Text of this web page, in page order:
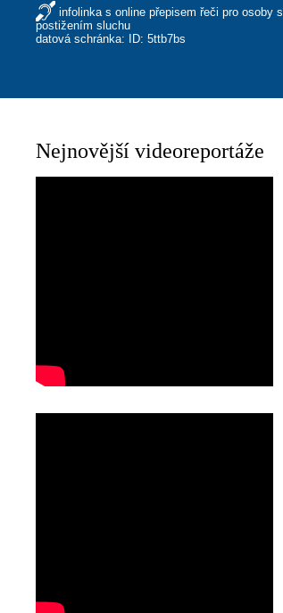
infolinka s online přepisem řeči pro osoby s
postižením sluchu
datová schránka: ID: 5ttb7bs
Nejnovější videoreportáže